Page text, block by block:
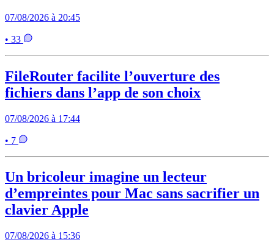
07/08/2026 à 20:45
• 33
FileRouter facilite l’ouverture des
fichiers dans l’app de son choix
07/08/2026 à 17:44
• 7
Un bricoleur imagine un lecteur
d’empreintes pour Mac sans sacrifier un
clavier Apple
07/08/2026 à 15:36